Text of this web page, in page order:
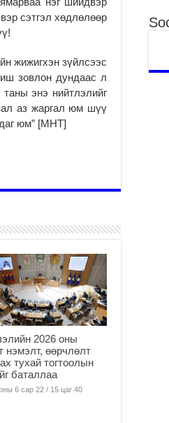
сэтгэл хөдлөлөөр
жижигхэн зүйлсээс
зовлон дундаас л
энэ нийтлэлийг
аз жаргал юм шүү
юм” [MHT]
2026 оны
нэмэлт, өөрчлөлт
тухай тогтоолын
баталлаа
6 сар 22 / 15 цаг 40